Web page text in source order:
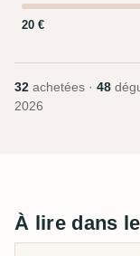
20 €
32 achetées · 48
2026
À lire dans